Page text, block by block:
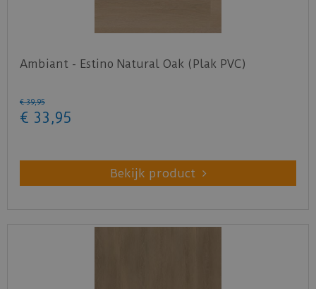
Ambiant - Estino Natural Oak (Plak PVC)
€ 39,95
€ 33 ,95
Bekijk product